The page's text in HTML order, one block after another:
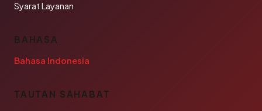
Syarat Layanan
BAHASA
Bahasa Indonesia
TAUTAN SAHABAT